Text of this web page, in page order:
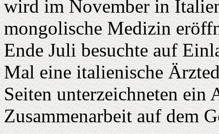
wird im November in
mongolische Medizin
Ende Juli besuchte auf
Mal eine italienische
Seiten unterzeichneten ein
Zusammenarbeit auf dem